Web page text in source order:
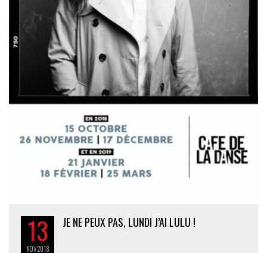
13
NOV2018
JE NE PEUX PAS, LUNDI J’AI LULU !